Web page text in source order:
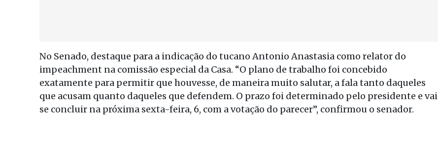
No Senado, destaque para a indicação do tucano Antonio Anastasia como relator do
impeachment na comissão especial da Casa. “O plano de trabalho foi concebido
exatamente para permitir que houvesse, de maneira muito salutar, a fala tanto daqueles
que acusam quanto daqueles que defendem. O prazo foi determinado pelo presidente e vai
se concluir na próxima sexta-feira, 6, com a votação do parecer”, confirmou o senador.